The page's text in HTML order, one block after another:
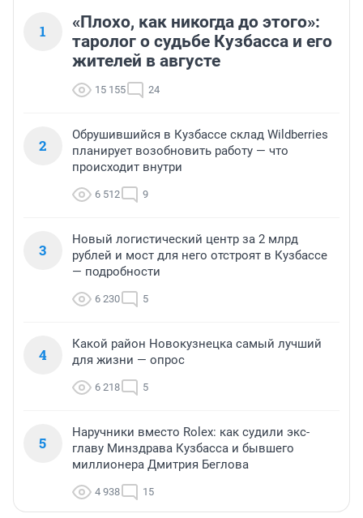
1
«Плохо, как никогда до этого»:
таролог о судьбе Кузбасса и его
жителей в августе
15 155 24
2
Обрушившийся в Кузбассе склад Wildberries
планирует возобновить работу — что
происходит внутри
6 512 9
3
Новый логистический центр за 2 млрд
рублей и мост для него отстроят в Кузбассе
— подробности
6 230 5
4
Какой район Новокузнецка самый лучший
для жизни — опрос
6 218 5
5
Наручники вместо Rolex: как судили экс-
главу Минздрава Кузбасса и бывшего
миллионера Дмитрия Беглова
4 938 15